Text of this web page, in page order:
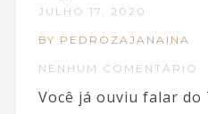
JULHO 17, 2020
BY PEDROZAJANAINA
NENHUM COMENTÁRIO
Você já ouviu falar do